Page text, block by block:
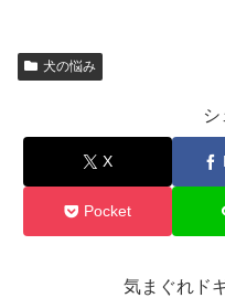
犬の悩み
シ
X
Pocket
気まぐれド